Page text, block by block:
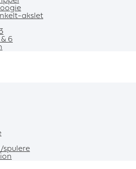
akslet
6
spulere